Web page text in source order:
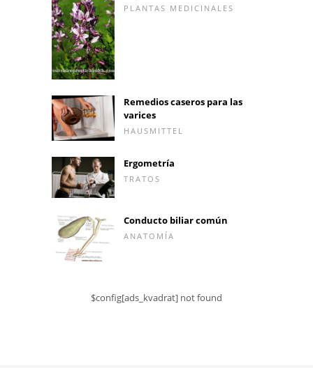
PLANTAS MEDICINALES
Remedios caseros para las
varices
HAUSMITTEL
Ergometría
TRATOS
Conducto biliar común
ANATOMÍA
$config[ads_kvadrat] not found